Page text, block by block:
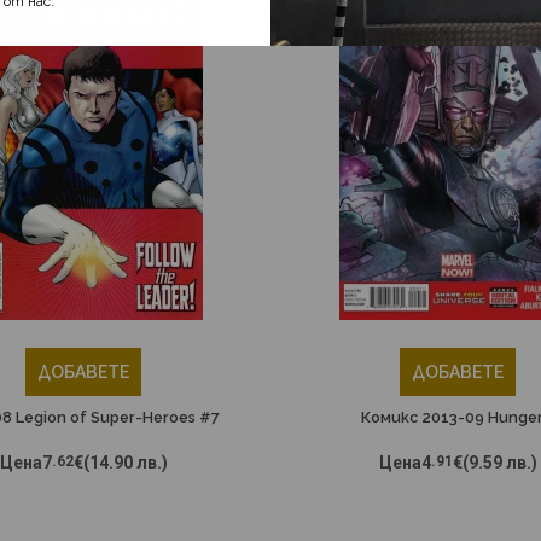
ДОБАВЕТЕ
Legion of Super-Heroes #7
Цена7.62€(14.90 лв.)
ДОБАВЕТЕ
Комикс 2013-09
Цена4.91 €(9.59 лв.)